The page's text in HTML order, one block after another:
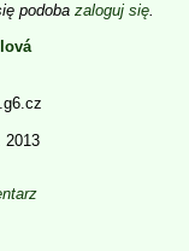
podoba zaloguj się.
2013